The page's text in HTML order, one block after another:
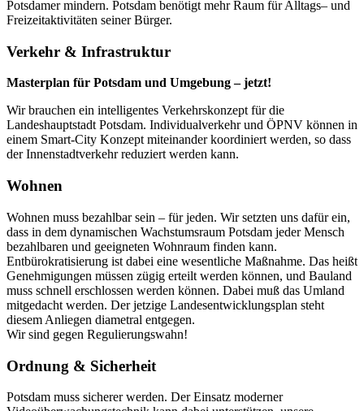
Potsdamer mindern. Potsdam benötigt mehr Raum für Alltags– und
Freizeitaktivitäten seiner Bürger.
Verkehr & Infrastruktur
Masterplan für Potsdam und Umgebung – jetzt!
Wir brauchen ein intelligentes Verkehrskonzept für die
Landeshauptstadt Potsdam. Individualverkehr und ÖPNV können in
einem Smart-City Konzept miteinander koordiniert werden, so dass
der Innenstadtverkehr reduziert werden kann.
Wohnen
Wohnen muss bezahlbar sein – für jeden. Wir setzten uns dafür ein,
dass in dem dynamischen Wachstumsraum Potsdam jeder Mensch
bezahlbaren und geeigneten Wohnraum finden kann.
Entbürokratisierung ist dabei eine wesentliche Maßnahme. Das heißt
Genehmigungen müssen zügig erteilt werden können, und Bauland
muss schnell erschlossen werden können. Dabei muß das Umland
mitgedacht werden. Der jetzige Landesentwicklungsplan steht
diesem Anliegen diametral entgegen.
Wir sind gegen Regulierungswahn!
Ordnung & Sicherheit
Potsdam muss sicherer werden. Der Einsatz moderner